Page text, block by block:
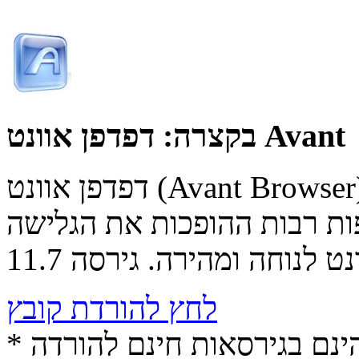
בקצרה: דפדפן אוונט Avant
דפדפן אוונט (Avant Browser), הוא דפדפן חינמי על בסיס דפדפן
רבות ההופכות את הגלישה
לחץ להורדת קובץ
* התכנים הינם בגירסאות חינם להורדה (Free game / software,